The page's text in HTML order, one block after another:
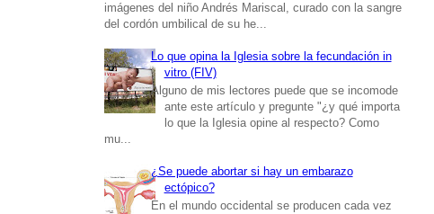
imágenes del niño Andrés Mariscal, curado con la sangre
del cordón umbilical de su he...
Lo que opina la Iglesia sobre la fecundación in
vitro (FIV)
Alguno de mis lectores puede que se incomode
ante este artículo y pregunte "¿y qué importa
lo que la Iglesia opine al respecto? Como
mu...
¿Se puede abortar si hay un embarazo
ectópico?
En el mundo occidental se producen cada vez